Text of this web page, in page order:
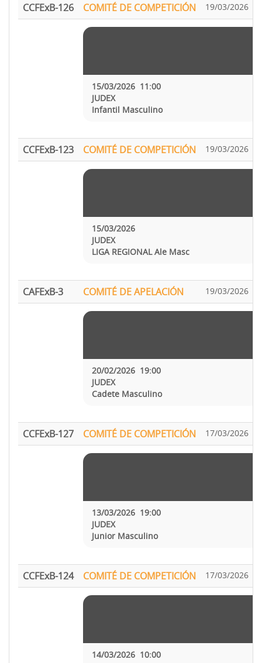
CCFExB-126 COMITÉ DE COMPETICIÓN 19/03/2026
15/03/2026 11:00
JUDEX
Infantil Masculino
CCFExB-123 COMITÉ DE COMPETICIÓN 19/03/2026
15/03/2026
JUDEX
LIGA REGIONAL Ale Masc
CAFExB-3 COMITÉ DE APELACIÓN 19/03/2026
20/02/2026 19:00
JUDEX
Cadete Masculino
CCFExB-127 COMITÉ DE COMPETICIÓN 17/03/2026
13/03/2026 19:00
JUDEX
Junior Masculino
CCFExB-124 COMITÉ DE COMPETICIÓN 17/03/2026
14/03/2026 10:00